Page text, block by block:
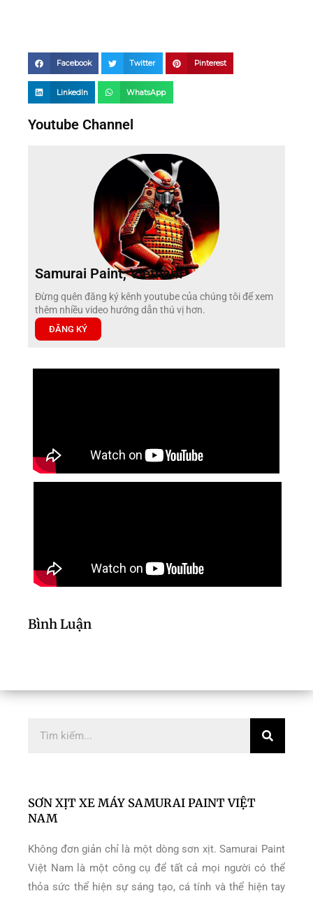
Facebook Twitter Pinterest
LinkedIn WhatsApp
Youtube Channel
Samurai Paint, Vietnam
Đừng quên đăng ký kênh youtube của chúng tôi để xem
thêm nhiều video hướng dẫn thú vị hơn.
ĐĂNG KÝ
Bình Luận
SƠN XỊT XE MÁY SAMURAI PAINT VIỆT
NAM
Không đơn giản chỉ là một dòng sơn xịt. Samurai Paint
Việt Nam là một công cụ để tất cả mọi người có thể
thỏa sức thể hiện sự sáng tạo, cá tính và thể hiện tay